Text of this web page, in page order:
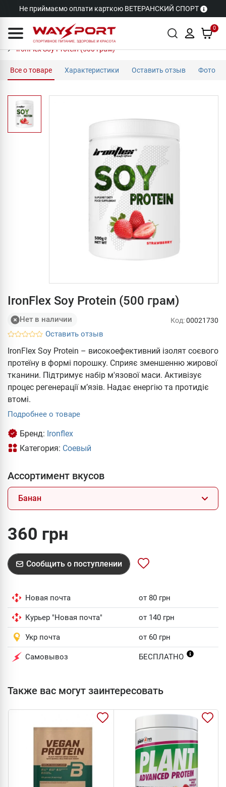
Не приймаємо оплати карткою ВЕТЕРАНСКИЙ СПОРТ
0
IronFlex Soy Protein (500 грам)
Все о товаре Характеристики Оставить отзыв Фото
IronFlex Soy Protein (500 грам)
Нет в наличии
Оставить отзыв
Код:00021730
IronFlex Soy Protein – високоефективний ізолят соєвого
протеїну в формі порошку. Сприяє зменшенню жирової
тканини. Підтримує набір м'язової маси. Активізує
процес регенерації м’язів. Надає енергію та протидіє
втомі.
Подробнее о товаре
Бренд: Ironflex
Категория: Соевый
Ассортимент вкусов
Банан
360 грн
Сообщить о поступлении
Новая почта от 80 грн
Курьер "Новая почта" от 140 грн
Укр почта от 60 грн
Самовывоз БЕСПЛАТНО
Также вас могут заинтересовать